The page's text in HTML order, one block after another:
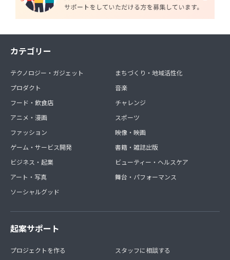
カテゴリー
テクノロジー・ガジェット
プロダクト
フード・飲食店
アニメ・漫画
ファッション
ゲーム・サービス開発
ビジネス・起業
アート・写真
ソーシャルグッド
まちづくり・地域活性化
音楽
チャレンジ
スポーツ
映像・映画
書籍・雑誌出版
ビューティー・ヘルスケア
舞台・パフォーマンス
起案サポート
プロジェクトを作る
スタッフに相談する